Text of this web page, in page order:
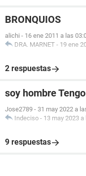
BRONQUIOS
alichi - 16 ene 2011 a las
DRA. MARNET - 19 ene
2 respuestas
soy hombre
Jose2789 - 31 may 2022 a
Indeciso - 13 may 2023 a
9 respuestas